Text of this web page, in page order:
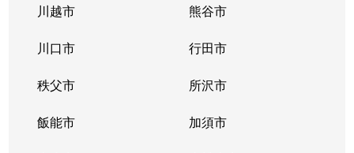
川越市 熊谷市
川口市 行田市
秩父市 所沢市
飯能市 加須市